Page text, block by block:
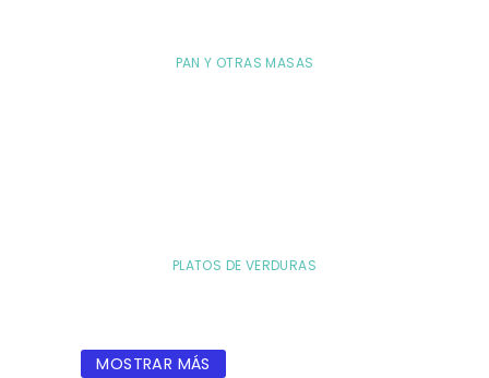
PAN Y OTRAS MASAS
PLATOS DE VERDURAS
MOSTRAR MÁS